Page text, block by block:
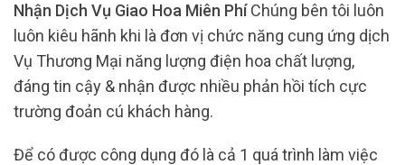
Nhận Dịch Vụ Giao Hoa Miên PhíChúng bên tôi luôn
luôn kiêu hãnh khi là đơn vị chức năng cung ứng dịch
Vụ Thương Mại năng lượng điện hoa chất lượng,
đáng tin cậy & nhận được nhiều phản hồi tích cực
trường đoản cú khách hàng.
Để có được công dụng đó là cả 1 quá trình làm việc